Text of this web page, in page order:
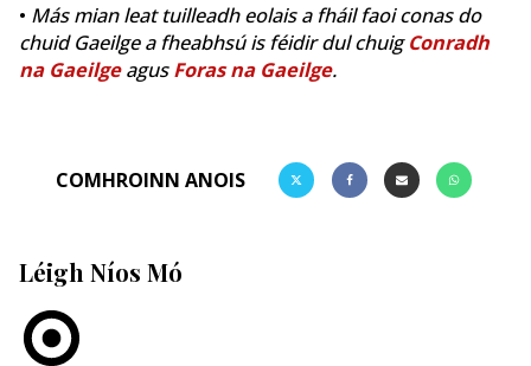
• Más mian leat tuilleadh eolais a fháil faoi conas do
chuid Gaeilge a fheabhsú is féidir dul chuigConradh
na GaeilgeagusForas na Gaeilge.
COMHROINN ANOIS
Léigh Níos Mó